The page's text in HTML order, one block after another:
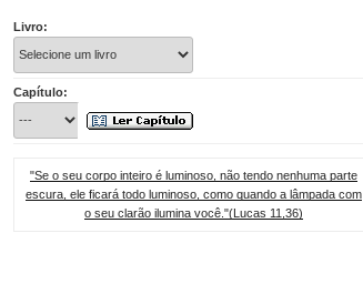
Livro:
Capítulo:
"Se o seu corpo inteiro é luminoso, não tendo nenhuma parte
escura, ele ficará todo luminoso, como quando a lâmpada com
o seu clarão ilumina você."(Lucas 11,36)